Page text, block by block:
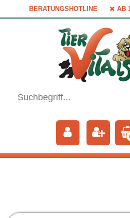
BERATUNGSHOTLINE AB